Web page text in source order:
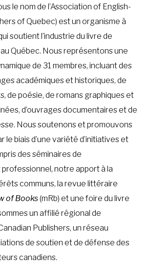
le nom de l’Association of English-
of Quebec) est un organisme à
soutient l’industrie du livre de
Québec. Nous représentons une
de 31 membres, incluant des
académiques et historiques, de
de poésie, de romans graphiques et
d’ouvrages documentaires et de
Nous soutenons et promouvons
le biais d’une variété d’initiatives et
des séminaires de
notre apport à la
communs, la revue littéraire
of Books(mRb) et une foire du livre
un affilié régional de
Publishers, un réseau
de soutien et de défense des
canadiens.